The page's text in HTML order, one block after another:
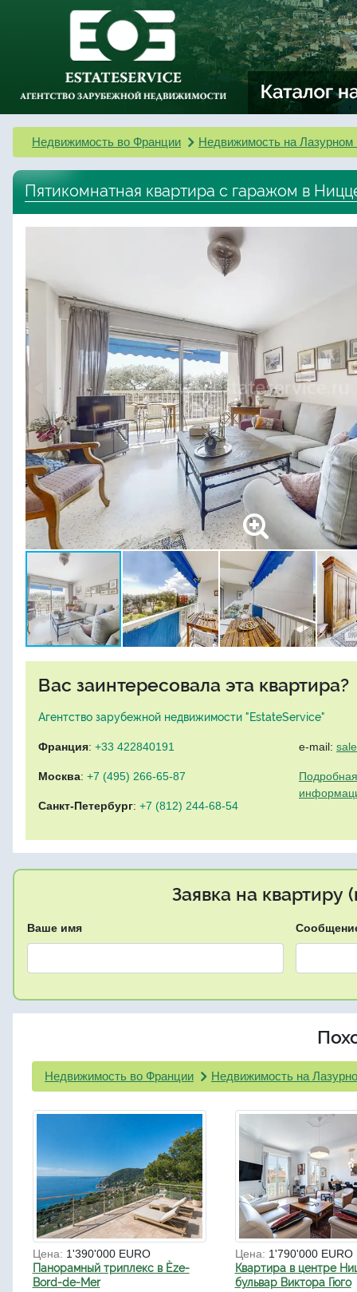
Недвижимость во Франции Недвижимость на Лазурном
Пятикомнатная квартира с гаражом в
Вас заинтересовала эта квартира?
Агентство зарубежной недвижимости "EstateService"
Франция: +33 422840191
Москва: +7 (495) 266-65-87
Санкт-Петербург: +7 (812) 244-68-54
e-mail:
Заявка на квартиру
Ваше имя
Недвижимость во Франции Недвижимость на
Цена: 1'390'000 EURO
Панорамный триплекс в Èze-
Bord-de-Mer
Цена: 1'790'000 EURO
Квартира в центре
бульвар Виктора Гюго